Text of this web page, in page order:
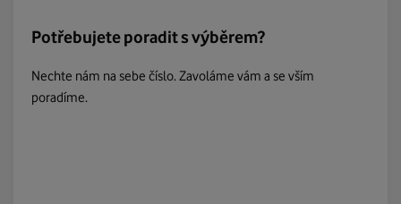
Potřebujete poradit s výběrem?
Nechte nám na sebe číslo. Zavoláme vám a se vším
poradíme.